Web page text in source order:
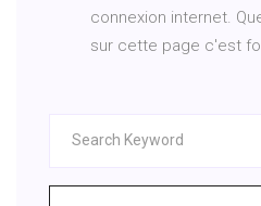
connexion internet.
sur cette page c'est